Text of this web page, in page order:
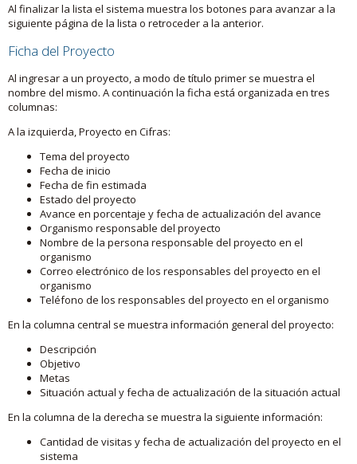
Al finalizar la lista el sistema muestra los botones para avanzar a la
siguiente página de la lista o retroceder a la anterior.
Ficha del Proyecto
Al ingresar a un proyecto, a modo de título primer se muestra el
nombre del mismo. A continuación la ficha está organizada en tres
columnas:
A la izquierda, Proyecto en Cifras:
Tema del proyecto
Fecha de inicio
Fecha de fin estimada
Estado del proyecto
Avance en porcentaje y fecha de actualización del avance
Organismo responsable del proyecto
Nombre de la persona responsable del proyecto en el
organismo
Correo electrónico de los responsables del proyecto en el
organismo
Teléfono de los responsables del proyecto en el organismo
En la columna central se muestra información general del proyecto:
Descripción
Objetivo
Metas
Situación actual y fecha de actualización de la situación actual
En la columna de la derecha se muestra la siguiente información:
Cantidad de visitas y fecha de actualización del proyecto en el
sistema